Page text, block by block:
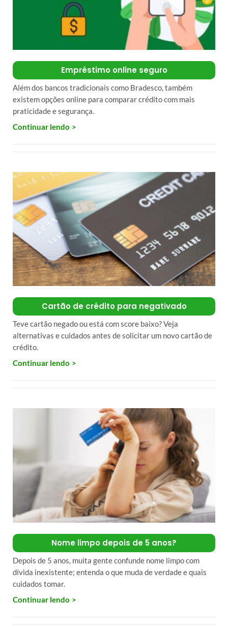
Empréstimo online seguro
Além dos bancos tradicionais como Bradesco, também
existem opções online para comparar crédito com mais
praticidade e segurança.
Continuar lendo
Cartão de crédito para negativado
Teve cartão negado ou está com score baixo? Veja
alternativas e cuidados antes de solicitar um novo cartão de
crédito.
Continuar lendo
Nome limpo depois de 5 anos?
Depois de 5 anos, muita gente confunde nome limpo com
dívida inexistente; entenda o que muda de verdade e quais
cuidados tomar.
Continuar lendo